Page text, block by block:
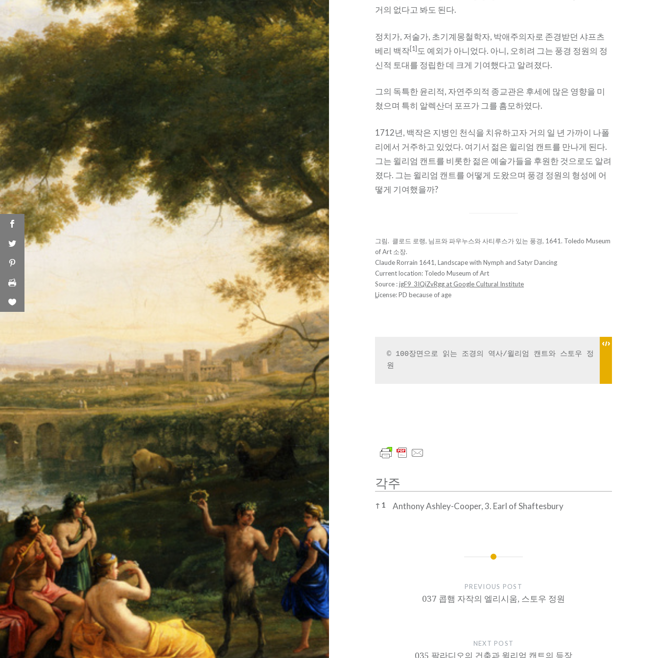
거의 없다고 봐도 된다.
정치가, 저술가, 초기계몽철학자, 박애주의자로 존경받던 샤프츠
베리 백작[1] 도 예외가 아니었다. 아니, 오히려 그는 풍경 정원의 정
신적 토대를 정립한 데 크게 기여했다고 알려졌다.
그의 독특한 윤리적, 자연주의적 종교관은 후세에 많은 영향을 미
쳤으며 특히 알렉산더 포프가 그를 흠모하였다.
1712년, 백작은 지병인 천식을 치유하고자 거의 일 년 가까이 나폴
리에서 거주하고 있었다. 여기서 젊은 윌리엄 캔트를 만나게 된다.
그는 윌리엄 캔트를 비롯한 젊은 예술가들을 후원한 것으로도 알려
졌다. 그는 윌리엄 캔트를 어떻게 도왔으며 풍경 정원의 형성에 어
떻게 기여했을까?
그림. 클로드 로랭, 님프와 파우누스와 사티루스가 있는 풍경, 1641. Toledo Museum
of Art 소장.
Claude Rorrain 1641, Landscape with Nymph and Satyr Dancing
Current location: Toledo Museum of Art
Source :jgF9_3IQiZvRgg at Google Cultural Institute
License: PD because of age
© 100장면으로 읽는 조경의 역사/윌리엄 캔트와 스토우 정
원
각주
각주
↑ 1 Anthony Ashley-Cooper, 3. Earl of Shaftesbury
글
내
비
게
이
션
PREVIOUS POST
037 콥햄 자작의 엘리시움, 스토우 정원
NEXT POST
035 팔라디오의 건축과 윌리엄 캔트의 등장